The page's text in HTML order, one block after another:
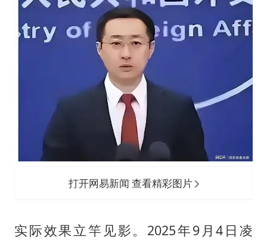
打开网易新闻 查看精彩图片
实际效果立竿见影。2025年9月4日凌